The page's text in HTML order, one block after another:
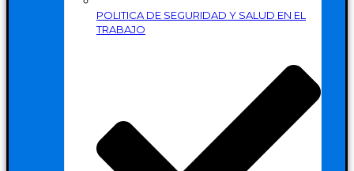
POLITICA DE SEGURIDAD Y SALUD EN EL
TRABAJO